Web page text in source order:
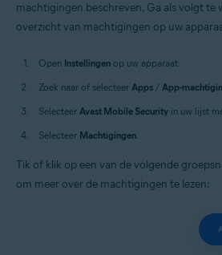
machtigingen beschreven. Ga als volgt te
overzicht van machtigingen op uw
Open Instellingen op uw apparaat.
Zoek naar of selecteer Apps / App-
Selecteer Avast Mobile Security in uw lijst
Selecteer Machtigingen.
Tik of klik op een van de volgende
om meer over de machtigingen te lezen: